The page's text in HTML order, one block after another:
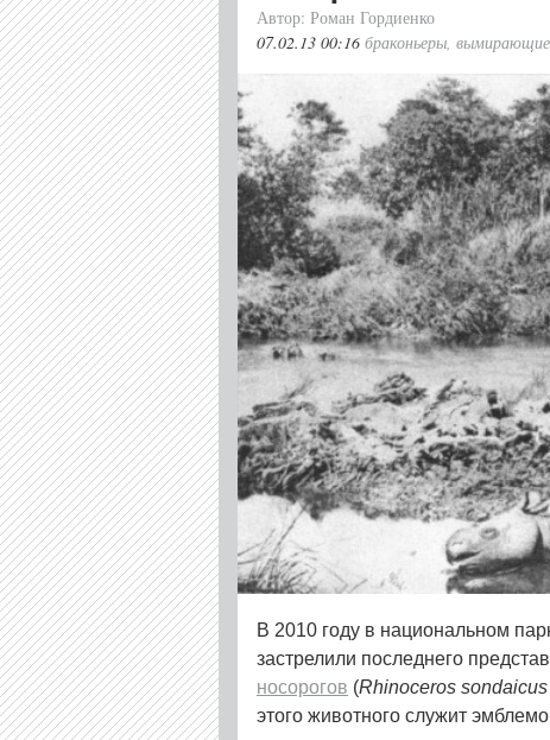
Автор: Роман Гордиенко
07.02.13 00:16 браконьеры
В 2010 году в национальном
застрелили последнего
носорогов (Rhinoceros
этого животного служит